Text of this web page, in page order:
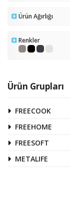
Ürün Grupları
FREECOOK
FREEHOME
FREESOFT
METALIFE
Ürün Ağırlığı
Renkler